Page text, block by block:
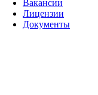
Вакансии
Лицензии
Документы